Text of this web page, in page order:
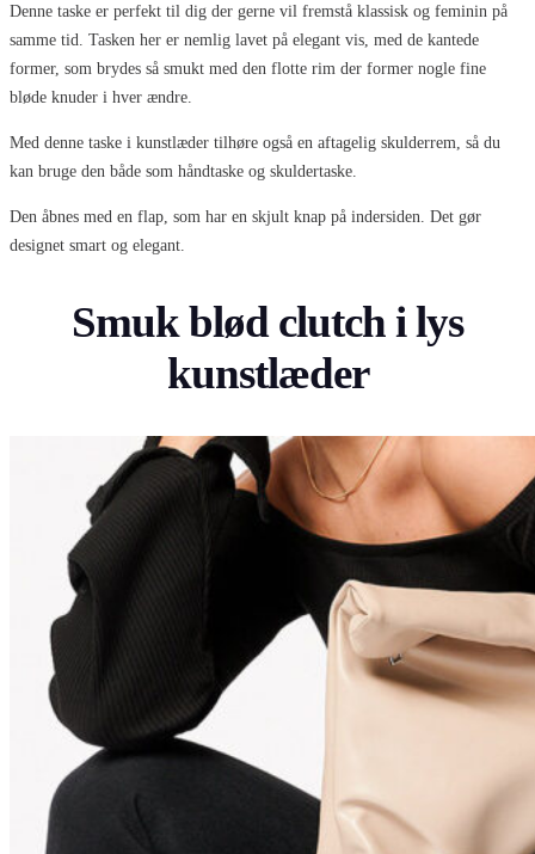
Denne taske er perfekt til dig der gerne vil fremstå klassisk og feminin på
samme tid. Tasken her er nemlig lavet på elegant vis, med de kantede
former, som brydes så smukt med den flotte rim der former nogle fine
bløde knuder i hver ændre.
Med denne taske i kunstlæder tilhøre også en aftagelig skulderrem, så du
kan bruge den både som håndtaske og skuldertaske.
Den åbnes med en flap, som har en skjult knap på indersiden. Det gør
designet smart og elegant.
Smuk blød clutch i lys
kunstlæder